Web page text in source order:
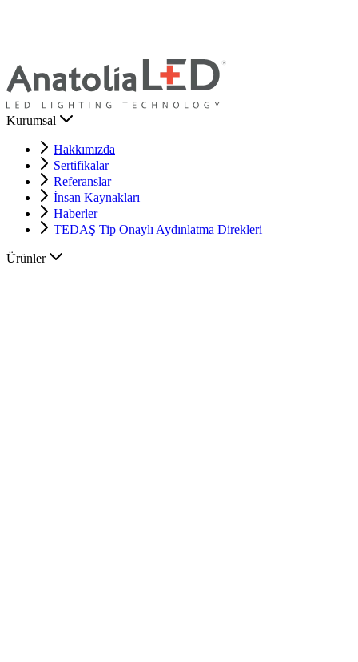
Kurumsal
Hakkımızda
Sertifikalar
Referanslar
İnsan Kaynakları
Haberler
TEDAŞ Tip Onaylı Aydınlatma Direkleri
Ürünler